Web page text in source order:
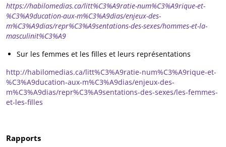
https://habilomedias.ca/litt%C3%A9ratie-num%C3%A9rique-et-
%C3%A9ducation-aux-m%C3%A9dias/enjeux-des-
m%C3%A9dias/repr%C3%A9sentations-des-sexes/hommes-et-la-
masculinit%C3%A9
Sur les femmes et les filles et leurs représentations
http://habilomedias.ca/litt%C3%A9ratie-num%C3%A9rique-et-
%C3%A9ducation-aux-m%C3%A9dias/enjeux-des-
m%C3%A9dias/repr%C3%A9sentations-des-sexes/les-femmes-
et-les-filles
Rapports